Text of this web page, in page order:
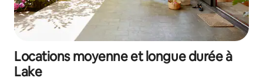
Locations moyenne et longue durée à
Lake